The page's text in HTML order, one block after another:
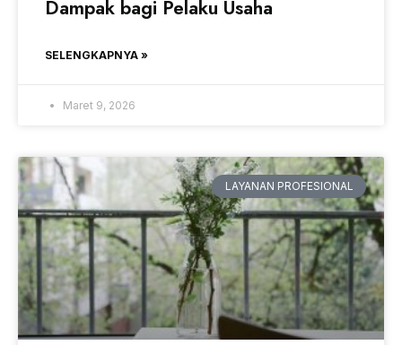
Dampak bagi Pelaku Usaha
SELENGKAPNYA »
Maret 9, 2026
LAYANAN PROFESIONAL